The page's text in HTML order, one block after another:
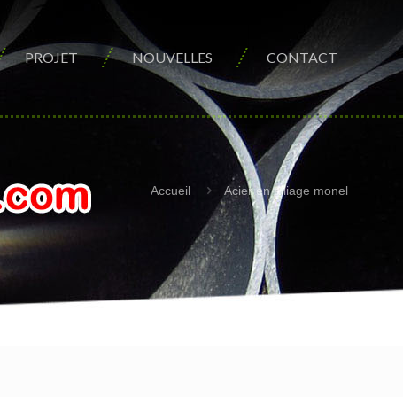
PROJET NOUVELLES CONTACT
Accueil Acier en alliage monel